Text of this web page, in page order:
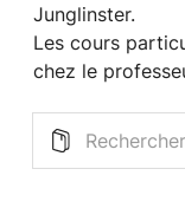
Junglinster.
Les cours
chez le